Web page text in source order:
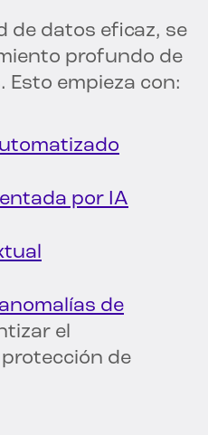
de datos eficaz, se
profundo de
Esto empieza con:
por IA
anomalías de
el
de